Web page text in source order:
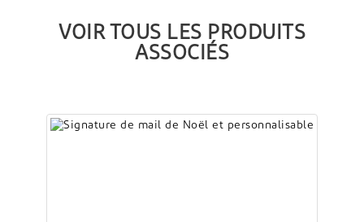
VOIR TOUS LES PRODUITS
ASSOCIÉS